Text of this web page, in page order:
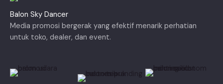
Balon Sky Dancer
Media promosi bergerak yang efektif menarik perhatian
untuk toko, dealer, dan event.